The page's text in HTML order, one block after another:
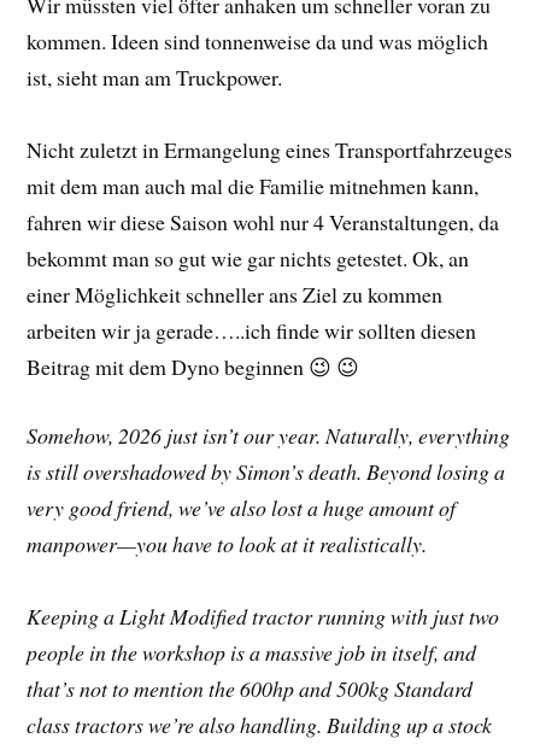
kommen. Ideen sind tonnenweise da und was möglich
ist, sieht man am Truckpower.
Nicht zuletzt in Ermangelung eines Transportfahrzeuges
mit dem man auch mal die Familie mitnehmen kann,
fahren wir diese Saison wohl nur 4 Veranstaltungen, da
bekommt man so gut wie gar nichts getestet. Ok, an
einer Möglichkeit schneller ans Ziel zu kommen
arbeiten wir ja gerade…..ich finde wir sollten diesen
Beitrag mit dem Dyno beginnen 😉 😉
Somehow, 2026 just isn’t our year. Naturally, everything
is still overshadowed by Simon’s death. Beyond losing a
very good friend, we’ve also lost a huge amount of
manpower—you have to look at it realistically.
Keeping a Light Modified tractor running with just two
people in the workshop is a massive job in itself, and
that’s not to mention the 600hp and 500kg Standard
class tractors we’re also handling. Building up a stock